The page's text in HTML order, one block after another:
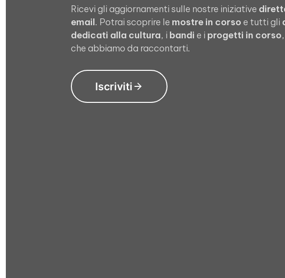
Ricevi gli aggiornamenti sulle nostre iniziative
email. Potrai scoprire le mostre in corso e tutti gli
dedicati alla cultura, i bandi e i progetti in corso
che abbiamo da raccontarti.
Iscriviti